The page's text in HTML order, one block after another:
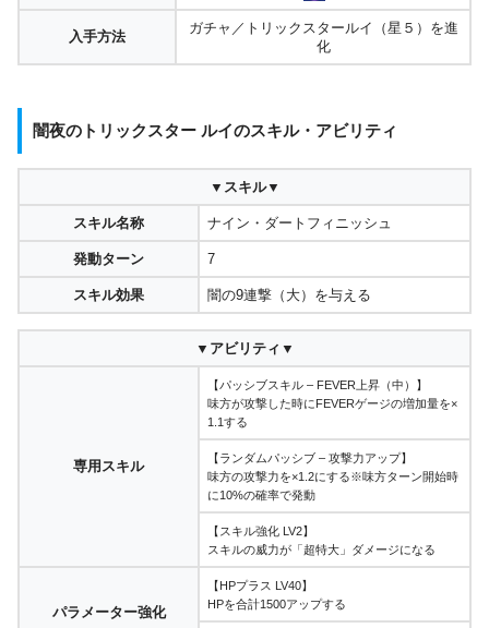
入手方法
ガチャ／トリックスタールイ（星５）を進
化
闇夜のトリックスター ルイのスキル・アビリティ
▼スキル▼
スキル名称 ナイン・ダートフィニッシュ
発動ターン 7
スキル効果 闇の9連撃（大）を与える
▼アビリティ▼
専用スキル
【パッシブスキル – FEVER上昇（中）】
味方が攻撃した時にFEVERゲージの増加量を×
1.1する
【ランダムパッシブ – 攻撃力アップ】
味方の攻撃力を×1.2にする※味方ターン開始時
に10%の確率で発動
【スキル強化 LV2】
スキルの威力が「超特大」ダメージになる
パラメーター強化
【HPプラス LV40】
HPを合計1500アップする